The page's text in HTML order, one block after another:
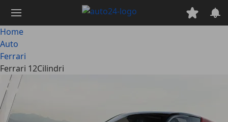
contenuto
principale
Home
Auto
Ferrari
Ferrari 12Cilindri